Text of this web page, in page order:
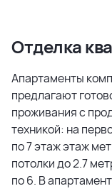
Отделка
Апартаменты
предлагают
проживания с
техникой: на
по 7 этаж этаж
потолки до 2.7
по 6. В